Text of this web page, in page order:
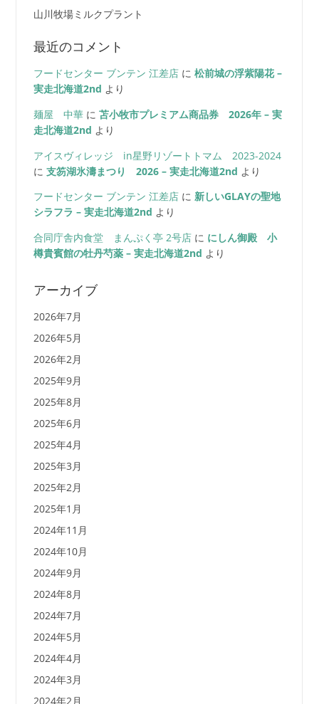
り
山川牧場ミルクプラント
最近のコメント
フードセンター ブンテン 江差店に 松前城の浮紫陽花 –
実走北海道2nd より
麺屋 中華に 苫小牧市プレミアム商品券 2026年 – 実
走北海道2nd より
アイスヴィレッジ in星野リゾートトマム 2023-2024
に 支笏湖氷濤まつり 2026 – 実走北海道2nd より
フードセンター ブンテン 江差店に 新しいGLAYの聖地
シラフラ – 実走北海道2nd より
合同庁舎内食堂 まんぷく亭 2号店に にしん御殿 小
樽貴賓館の牡丹芍薬 – 実走北海道2nd より
アーカイブ
2026年7月
2026年5月
2026年2月
2025年9月
2025年8月
2025年6月
2025年4月
2025年3月
2025年2月
2025年1月
2024年11月
2024年10月
2024年9月
2024年8月
2024年7月
2024年5月
2024年4月
2024年3月
2024年2月